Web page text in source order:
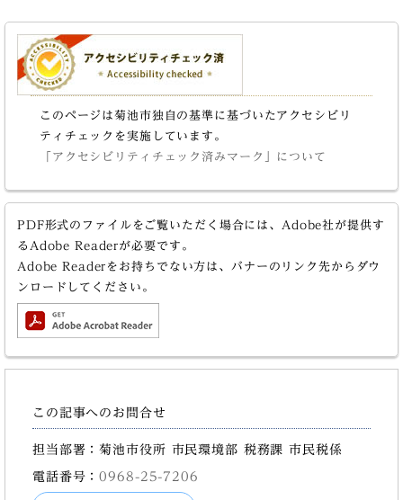
このページは菊池市独自の基準に基づいたアクセシビリ
ティチェックを実施しています。
「アクセシビリティチェック済みマーク」について
PDF形式のファイルをご覧いただく場合には、Adobe社が提供す
るAdobe Readerが必要です。
Adobe Readerをお持ちでない方は、バナーのリンク先からダウ
ンロードしてください。
この記事へのお問合せ
担当部署：菊池市役所 市民環境部 税務課 市民税係
電話番号：0968-25-7206